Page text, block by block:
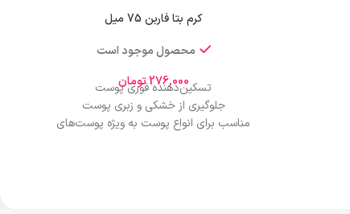
کرم بتا فاربن 75 میل
محصول موجود است
276,000 تومان
تسکین‌دهنده فوری پوست
جلوگیری از خشکی و زبری پوست
مناسب برای انواع پوست به ویژه پوست‌های